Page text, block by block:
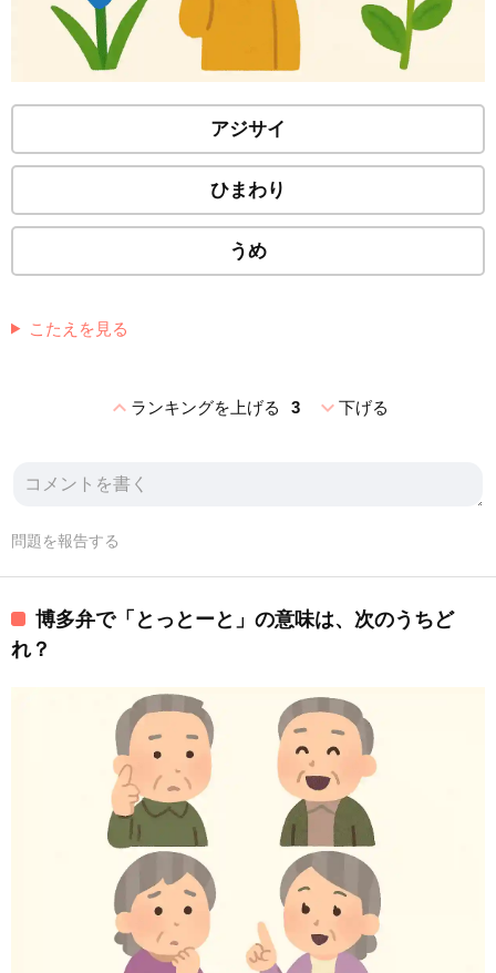
アジサイ
ひまわり
うめ
こたえを見る
expand_lessランキングを上げる 3 expand_more下げる
問題を報告する
博多弁で「とっとーと」の意味は、次のうちど
れ？